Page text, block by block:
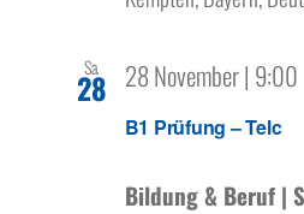
Sa.
28
B1 Prüfung – Telc
28 November | 9:00
Bildung & Beruf |